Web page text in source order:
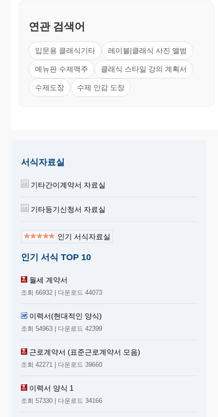
연관 검색어
입문용 클래식기타 레이블|클래식 사진 앨범
메뉴판 수제맥주 클래식 스타일 강의 계획서
수제도장 수제 인감 도장
서식자료실
기타간이계약서 자료실
기타등기신청서 자료실
인기 서식자료실
인기 서식 TOP 10
월세 계약서
조회 66932 | 다운로드 44073
이력서(현대적인 양식)
조회 54963 | 다운로드 42399
근로계약서 (표준근로계약서 모음)
조회 42271 | 다운로드 39660
이력서 양식 1
조회 57330 | 다운로드 34166